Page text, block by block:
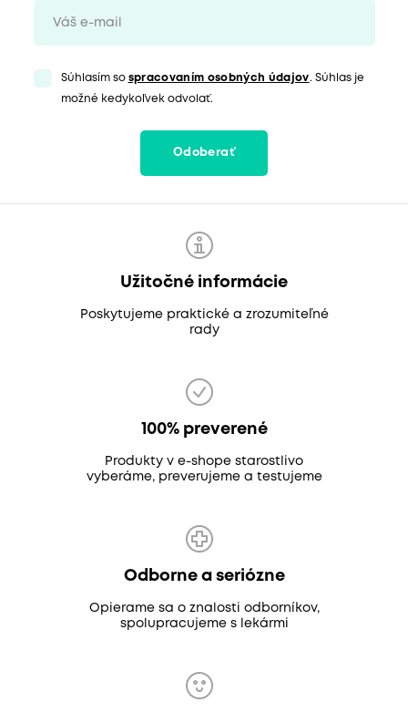
Súhlasím so spracovaním osobných údajov. Súhlas je
možné kedykoľvek odvolať.
Odoberať
Užitočné informácie
Poskytujeme praktické a zrozumiteľné
rady
100% preverené
Produkty v e-shope starostlivo
vyberáme, preverujeme a testujeme
Odborne a seriózne
Opierame sa o znalosti odborníkov,
spolupracujeme s lekármi